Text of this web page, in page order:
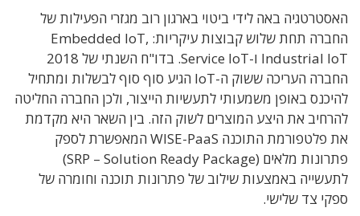
האסטרטגיה באה לידי ביטוי בארגון רוב מגזרי הפעילות של
החברה תחת שלוש קבוצות עיקריות: Embedded IoT,
Industrial IoT ו-Service IoT. בדו"ח השנתי של 2018
החברה העריכה ששוק ה-IoT הגיע סוף סוף לבשלות ומתחיל
להיכנס באופן משמעותי לתעשיות הייצור, ולכן החברה החליטה
להרחיב את היצע המוצרים לשוק הזה. בין השאר היא מקדמת
את פלטפורמת התוכנה WISE-PaaS המאפשרת לספק
פתרונות מלאים (SRP – Solution Ready Package)
לתעשייה באמצעות שילוב של פתרונות תוכנה וחומרה של
ספקי צד שלישי.